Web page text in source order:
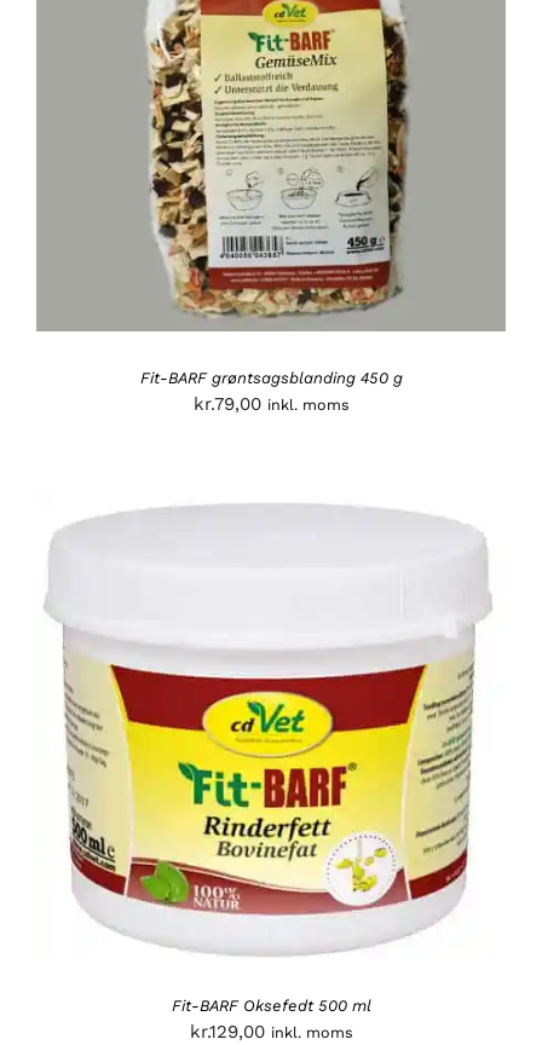
Fit-BARF grøntsagsblanding 450 g
kr.79,00 inkl. moms
Fit-BARF Oksefedt 500 ml
kr.129,00 inkl. moms